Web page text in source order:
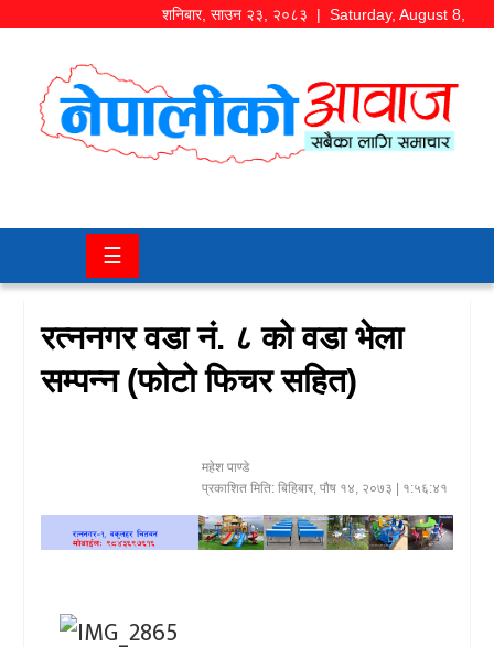
शनिबार, साउन २३, २०८३ | Saturday, August 8,
समाज/
चितवन
मनोरञ्जन
खेलकुद
प्रवास/
☰
रत्ननगर वडा नं. ८ को वडा भेला
सम्पन्न (फोटो फिचर सहित)
महेश पाण्डे
प्रकाशित मिति: बिहिबार, पौष १४, २०७३ | १:५६:४१